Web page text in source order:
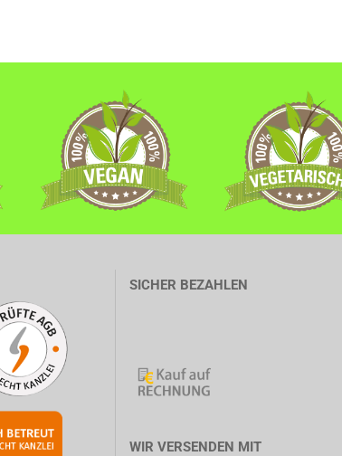
SICHER BEZAHLEN
WIR VERSENDEN MIT